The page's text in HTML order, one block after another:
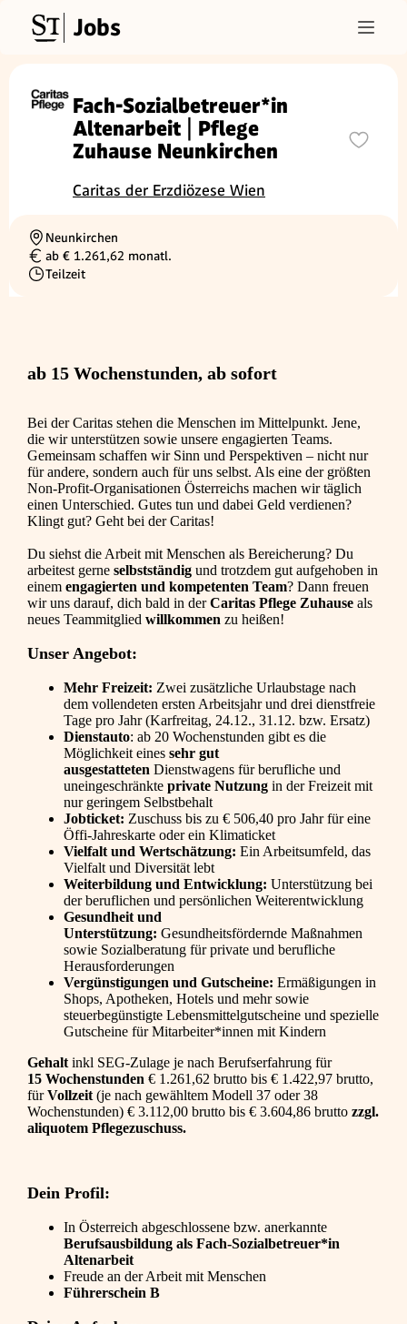
Jobs
Fach-Sozialbetreuer*in
Altenarbeit | Pflege
Zuhause Neunkirchen
Caritas der Erzdiözese Wien
Ortschaft
Neunkirchen
Gehalt
ab € 1.261,62 monatl.
Beschäftigungsart
Teilzeit
ab 15 Wochenstunden, ab sofort
Bei der Caritas stehen die Menschen im Mittelpunkt. Jene,
die wir unterstützen sowie unsere engagierten Teams.
Gemeinsam schaffen wir Sinn und Perspektiven – nicht nur
für andere, sondern auch für uns selbst. Als eine der größten
Non-Profit-Organisationen Österreichs machen wir täglich
einen Unterschied. Gutes tun und dabei Geld verdienen?
Klingt gut? Geht bei der Caritas!
Du siehst die Arbeit mit Menschen als Bereicherung? Du
arbeitest gerne selbstständig und trotzdem gut aufgehoben in
einem engagierten und kompetenten Team? Dann freuen
wir uns darauf, dich bald in derCaritas Pflege Zuhause als
neues Teammitglied willkommen zu heißen!
Unser Angebot:
Mehr Freizeit: Zwei zusätzliche Urlaubstage nach
dem vollendeten ersten Arbeitsjahr und drei dienstfreie
Tage pro Jahr (Karfreitag, 24.12., 31.12. bzw. Ersatz)
Dienstauto: ab 20 Wochenstunden gibt es die
Möglichkeit eines sehr gut
ausgestatteten Dienstwagens für berufliche und
uneingeschränkte private Nutzung in der Freizeit mit
nur geringem Selbstbehalt
Jobticket: Zuschuss bis zu € 506,40 pro Jahr für eine
Öffi-Jahreskarte oder ein Klimaticket
Vielfalt und Wertschätzung: Ein Arbeitsumfeld, das
Vielfalt und Diversität lebt
Weiterbildung und Entwicklung: Unterstützung bei
der beruflichen und persönlichen Weiterentwicklung
Gesundheit und
Unterstützung: Gesundheitsfördernde Maßnahmen
sowie Sozialberatung für private und berufliche
Herausforderungen
Vergünstigungen und Gutscheine: Ermäßigungen in
Shops, Apotheken, Hotels und mehr sowie
steuerbegünstigte Lebensmittelgutscheine und spezielle
Gutscheine für Mitarbeiter*innen mit Kindern
Gehalt inkl SEG-Zulage je nach Berufserfahrung für
15 Wochenstunden € 1.261,62 brutto bis € 1.422,97 brutto,
fürVollzeit (je nach gewähltem Modell 37 oder 38
Wochenstunden) € 3.112,00 brutto bis € 3.604,86 brutto zzgl.
aliquotem Pflegezuschuss.
Dein Profil:
In Österreich abgeschlossene bzw. anerkannte
Berufsausbildung als Fach-Sozialbetreuer*in
Altenarbeit
Freude an der Arbeit mit Menschen
Führerschein B